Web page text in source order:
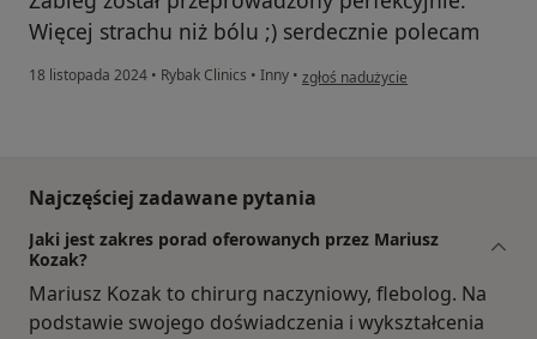
Więcej strachu niż bólu ;) serdecznie polecam
18 listopada 2024 • Rybak Clinics • Inny • w opinii użytkownika EDYTA
zgłoś nadużycie
Najczęściej zadawane pytania
Jaki jest zakres porad oferowanych przez Mariusz
Kozak?
Mariusz Kozak to chirurg naczyniowy, flebolog. Na
podstawie swojego doświadczenia i wykształcenia